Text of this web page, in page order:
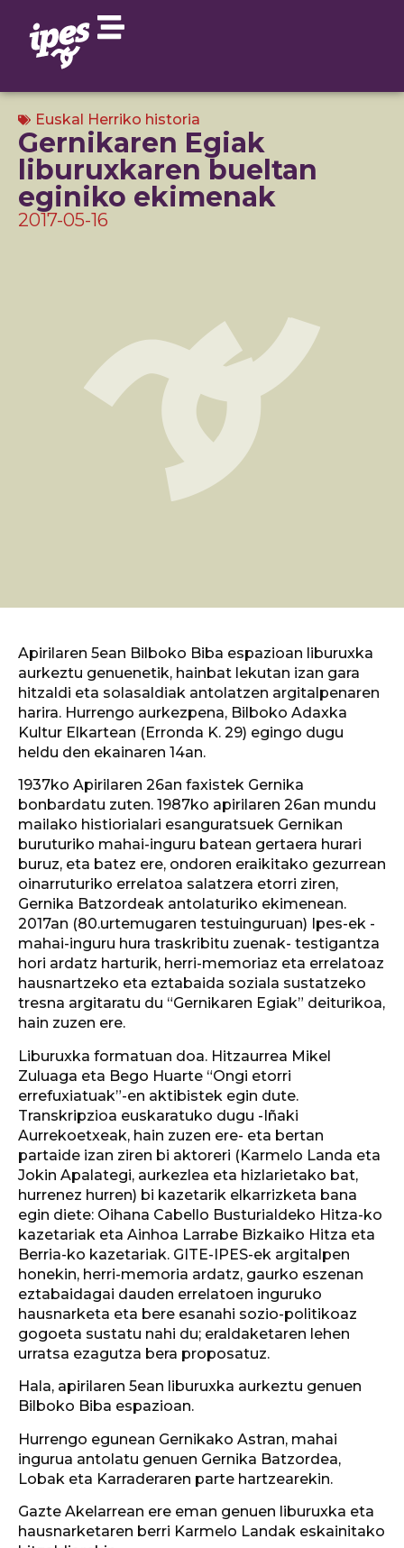
Euskal Herriko historia
Gernikaren Egiak
liburuxkaren bueltan
eginiko ekimenak
2017-05-16
Apirilaren 5ean Bilboko Biba espazioan liburuxka
aurkeztu genuenetik, hainbat lekutan izan gara
hitzaldi eta solasaldiak antolatzen argitalpenaren
harira. Hurrengo aurkezpena, Bilboko Adaxka
Kultur Elkartean (Erronda K. 29) egingo dugu
heldu den ekainaren 14an.
1937ko Apirilaren 26an faxistek Gernika
bonbardatu zuten. 1987ko apirilaren 26an mundu
mailako histiorialari esanguratsuek Gernikan
buruturiko mahai-inguru batean gertaera hurari
buruz, eta batez ere, ondoren eraikitako gezurrean
oinarruturiko errelatoa salatzera etorri ziren,
Gernika Batzordeak antolaturiko ekimenean.
2017an (80.urtemugaren testuinguruan) Ipes-ek -
mahai-inguru hura traskribitu zuenak- testigantza
hori ardatz harturik, herri-memoriaz eta errelatoaz
hausnartzeko eta eztabaida soziala sustatzeko
tresna argitaratu du “Gernikaren Egiak” deiturikoa,
hain zuzen ere.
Liburuxka formatuan doa. Hitzaurrea Mikel
Zuluaga eta Bego Huarte “Ongi etorri
errefuxiatuak”-en aktibistek egin dute.
Transkripzioa euskaratuko dugu -Iñaki
Aurrekoetxeak, hain zuzen ere- eta bertan
partaide izan ziren bi aktoreri (Karmelo Landa eta
Jokin Apalategi, aurkezlea eta hizlarietako bat,
hurrenez hurren) bi kazetarik elkarrizketa bana
egin diete: Oihana Cabello Busturialdeko Hitza-ko
kazetariak eta Ainhoa Larrabe Bizkaiko Hitza eta
Berria-ko kazetariak. GITE-IPES-ek argitalpen
honekin, herri-memoria ardatz, gaurko eszenan
eztabaidagai dauden errelatoen inguruko
hausnarketa eta bere esanahi sozio-politikoaz
gogoeta sustatu nahi du; eraldaketaren lehen
urratsa ezagutza bera proposatuz.
Hala, apirilaren 5ean liburuxka aurkeztu genuen
Bilboko Biba espazioan.
Hurrengo egunean Gernikako Astran, mahai
ingurua antolatu genuen Gernika Batzordea,
Lobak eta Karraderaren parte hartzearekin.
Gazte Akelarrean ere eman genuen liburuxka eta
hausnarketaren berri Karmelo Landak eskainitako